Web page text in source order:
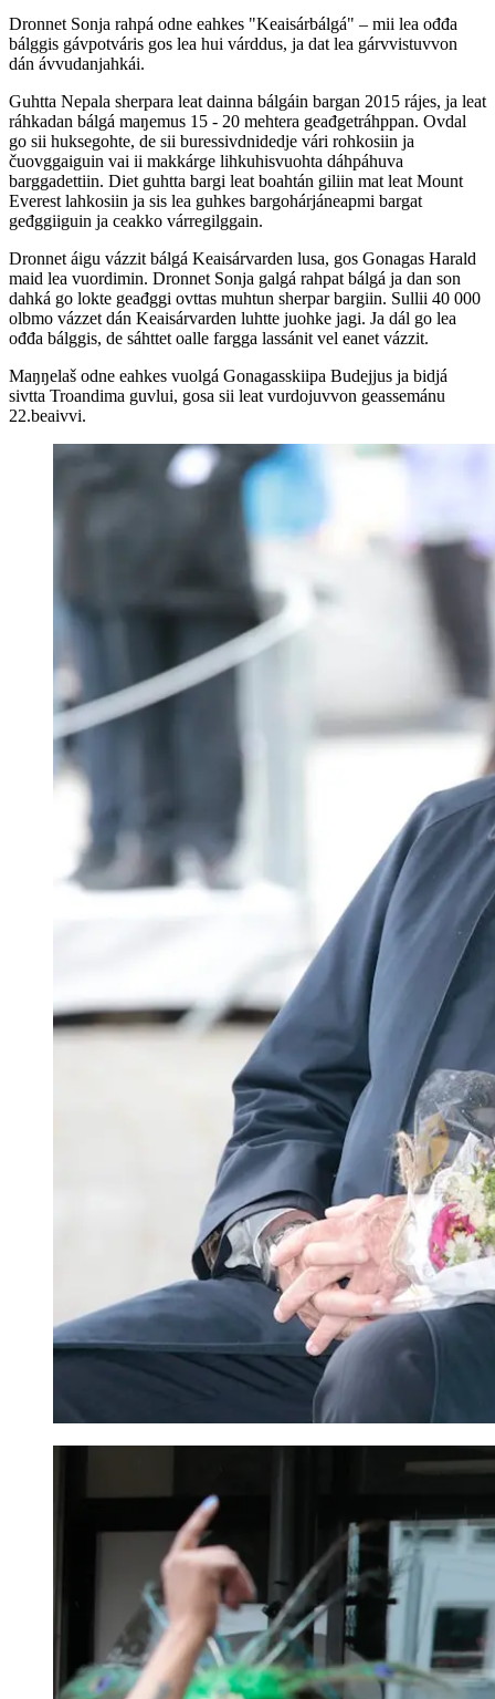
Dronnet Sonja rahpá odne eahkes "Keaisárbálgá" – mii lea ođđa
bálggis gávpotváris gos lea hui várddus, ja dat lea gárvvistuvvon
dán ávvudanjahkái.
Guhtta Nepala sherpara leat dainna bálgáin bargan 2015 rájes, ja leat
ráhkadan bálgá maŋemus 15 - 20 mehtera geađgetráhppan. Ovdal
go sii huksegohte, de sii buressivdnidedje vári rohkosiin ja
čuovggaiguin vai ii makkárge lihkuhisvuohta dáhpáhuva
barggadettiin. Diet guhtta bargi leat boahtán giliin mat leat Mount
Everest lahkosiin ja sis lea guhkes bargohárjáneapmi bargat
geđggiiguin ja ceakko várregilggain.
Dronnet áigu vázzit bálgá Keaisárvarden lusa, gos Gonagas Harald
maid lea vuordimin. Dronnet Sonja galgá rahpat bálgá ja dan son
dahká go lokte geađggi ovttas muhtun sherpar bargiin. Sullii 40 000
olbmo vázzet dán Keaisárvarden luhtte juohke jagi. Ja dál go lea
ođđa bálggis, de sáhttet oalle fargga lassánit vel eanet vázzit.
Maŋŋelaš odne eahkes vuolgá Gonagasskiipa Budejjus ja bidjá
sivtta Troandima guvlui, gosa sii leat vurdojuvvon geassemánu
22.beaivvi.